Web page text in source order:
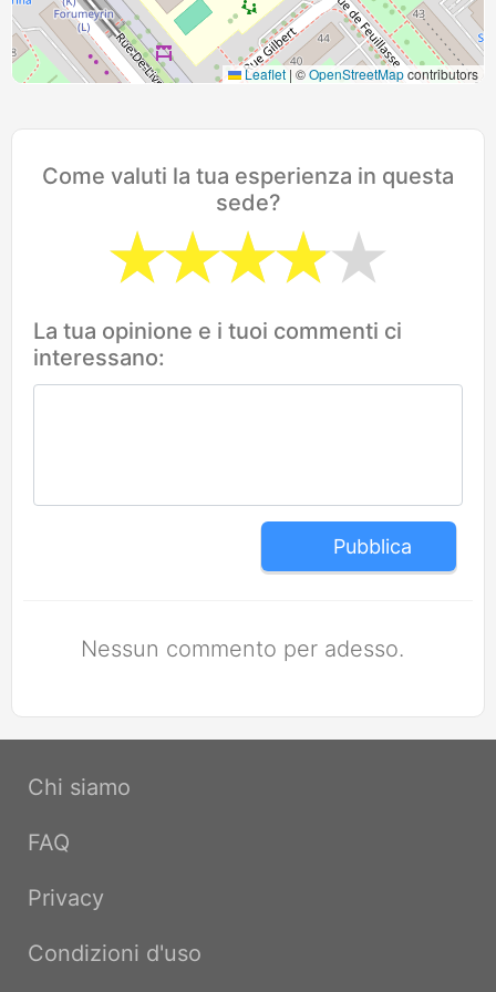
Leaflet | ©OpenStreetMapcontributors
Come valuti la tua esperienza in questa
sede?
La tua opinione e i tuoi commenti ci
interessano:
Pubblica
Nessun commento per adesso.
Chi siamo
FAQ
Privacy
Condizioni d'uso